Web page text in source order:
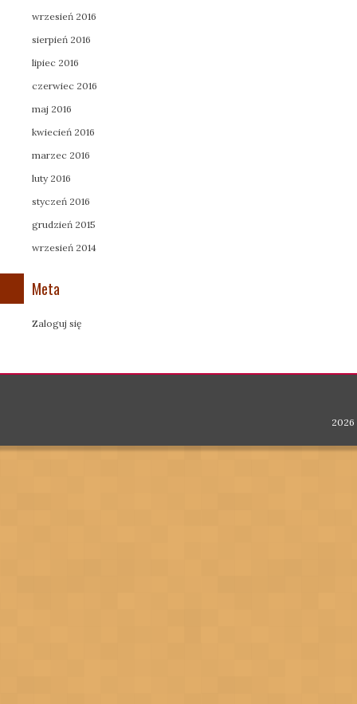
wrzesień 2016
sierpień 2016
lipiec 2016
czerwiec 2016
maj 2016
kwiecień 2016
marzec 2016
luty 2016
styczeń 2016
grudzień 2015
wrzesień 2014
Meta
Zaloguj się
2026